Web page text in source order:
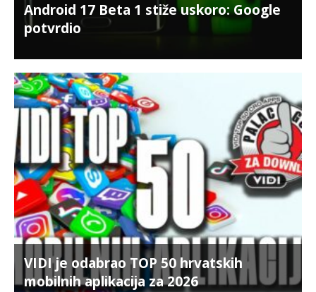
Android 17 Beta 1 stiže uskoro: Google
potvrdio
VIDI je odabrao TOP 50 hrvatskih
mobilnih aplikacija za 2026